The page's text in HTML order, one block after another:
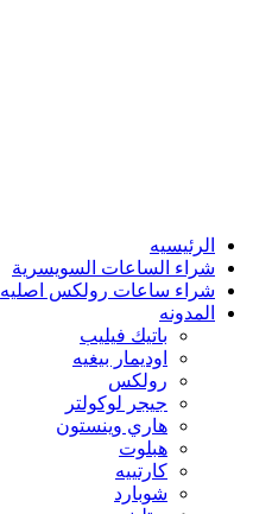
الرئيسيه
شراء الساعات السويسرية
شراء ساعات رولكس اصليه
المدونه
باتيك فيليب
اوديمار بيغيه
رولكس
جيجر لوكولتر
هاري وينستون
هبلوت
كارتييه
شوبارد